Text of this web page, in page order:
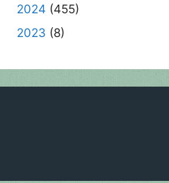
2024 (455)
2023 (8)